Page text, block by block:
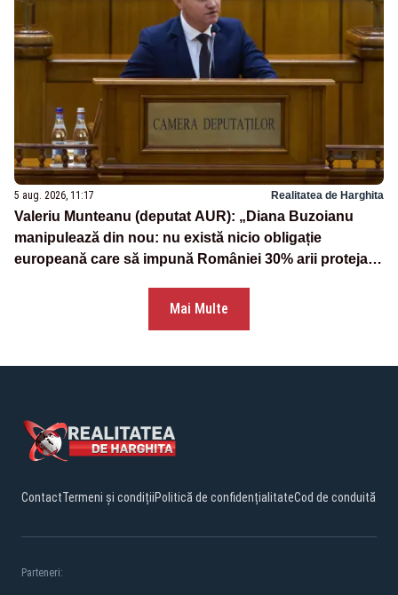
5 aug. 2026, 11:17 Realitatea de Harghita
Valeriu Munteanu (deputat AUR): „Diana Buzoianu
manipulează din nou: nu există nicio obligație
europeană care să impună României 30% arii protejate
Mai Multe
ContactTermeni și condițiiPolitică de confidențialitateCod de conduită
Parteneri: